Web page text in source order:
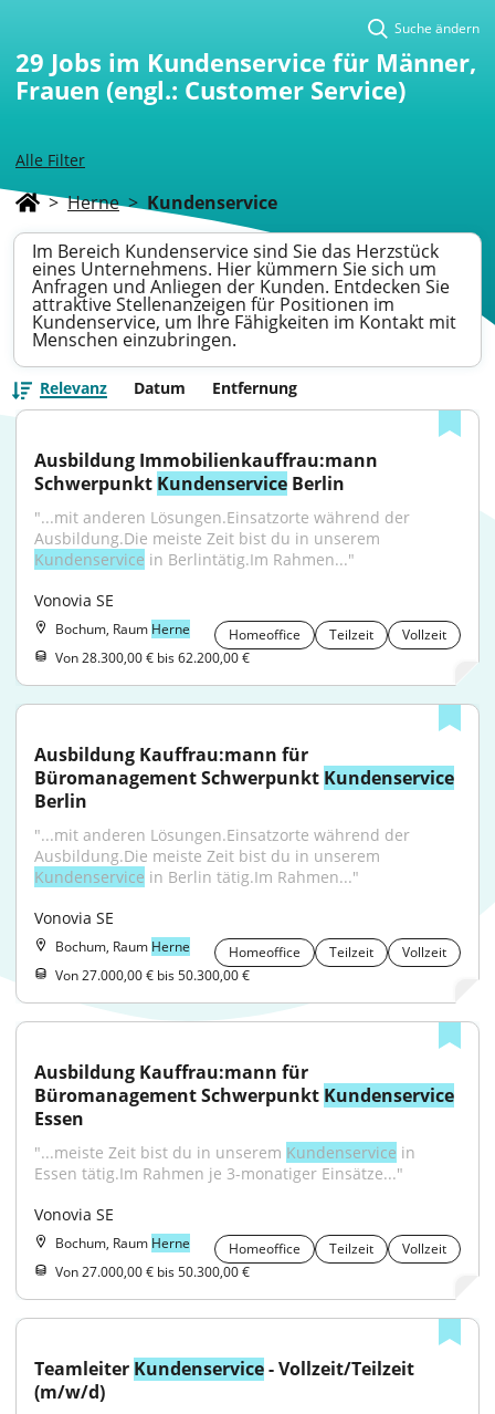
Alle Filter
Suche ändern
29 Jobs im Kundenservice für Männer,
Frauen (engl.: Customer Service)
> Herne > Kundenservice
Im Bereich Kundenservice sind Sie das Herzstück
eines Unternehmens. Hier kümmern Sie sich um
Anfragen und Anliegen der Kunden. Entdecken Sie
attraktive Stellenanzeigen für Positionen im
Kundenservice, um Ihre Fähigkeiten im Kontakt mit
Menschen einzubringen.
Relevanz Datum Entfernung
Ausbildung Immobilienkauffrau:mann
Schwerpunkt Kundenservice Berlin
"...mit anderen Lösungen.Einsatzorte während der
Kundenservice in Berlintätig.Im Rahmen..."
Vonovia SE
Bochum, Raum Herne Homeoffice Teilzeit
Vollzeit
Von 28.300,00 € bis 62.200,00 €
Ausbildung Kauffrau:mann für
Büromanagement Schwerpunkt Kundenservice
Berlin
"...mit anderen Lösungen.Einsatzorte während der
Kundenservice in Berlin tätig.Im Rahmen..."
Vonovia SE
Bochum, Raum Herne Homeoffice Teilzeit
Vollzeit
Von 27.000,00 € bis 50.300,00 €
Ausbildung Kauffrau:mann für
Büromanagement Schwerpunkt Kundenservice
Essen
"...meiste Zeit bist du in unserem Kundenservice in
Essen tätig.Im Rahmen je 3-monatiger Einsätze..."
Vonovia SE
Bochum, Raum Herne Homeoffice Teilzeit
Vollzeit
Von 27.000,00 € bis 50.300,00 €
Teamleiter Kundenservice - Vollzeit/Teilzeit
(m/w/d)